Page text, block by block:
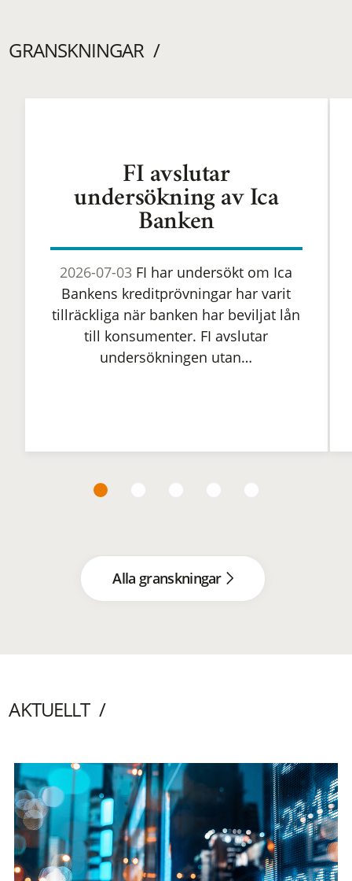
GRANSKNINGAR
FI avslutar
undersökning av Ica
Banken
2026-07-03 FI har undersökt om Ica
Bankens kreditprövningar har varit
tillräckliga när banken har beviljat lån
till konsumenter. FI avslutar
undersökningen utan…
Alla granskningar
AKTUELLT